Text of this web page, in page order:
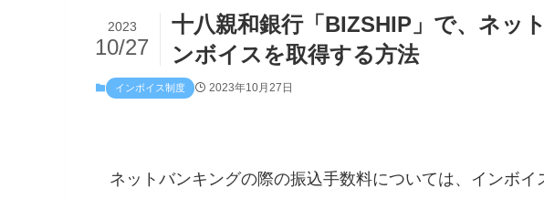
十八親和銀行「BIZSHIP」で、ネッ
ンボイスを取得する方法
2023
10/27
インボイス制度 2023年10月27日
ネットバンキングの際の振込手数料については、インボイ